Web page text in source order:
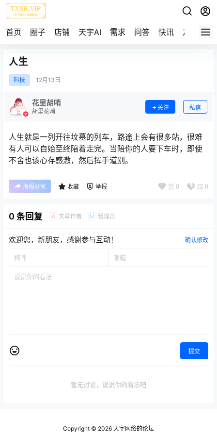
首页 圈子 店铺 天宇AI 需求 问答 快讯 友链
人生
科技 12月 13日
花里胡哨
胡里花哨
关注 私信
人生就是一列开往坟墓的列车，路途上会有很多站，很难
有人可以自始至终陪着走完。当陪你的人要下车时，即使
不舍也该心存感激，然后挥手道别。
海报分享 收藏 举报 赞 0 踩 0
0 条回复 A 文章作者 M 管理员
欢迎您，新朋友，感谢参与互动！ 确认修改
提交
暂无讨论，说说你的看法吧
Copyright © 2026 天宇网络的论坛